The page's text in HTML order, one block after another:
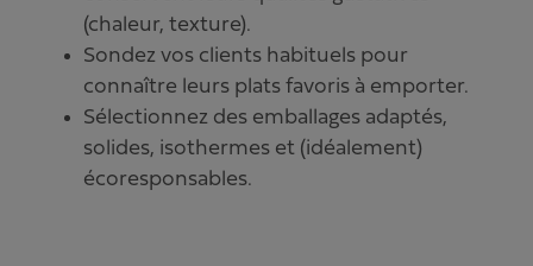
(chaleur, texture).
Sondez vos clients habituels pour
connaître leurs plats favoris à emporter.
Sélectionnez des emballages adaptés,
solides, isothermes et (idéalement)
écoresponsables.